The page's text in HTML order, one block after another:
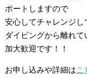
ポートしますので
安心してチャレンジし
ダイビングから離れて
加大歓迎です！！
お申し込みや詳細はこ